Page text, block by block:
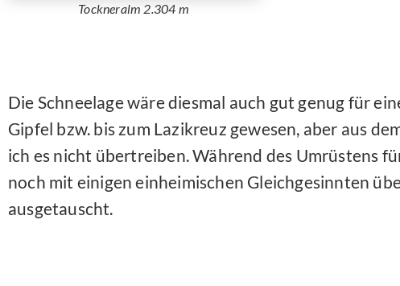
Tockneralm 2.304 m
Die Schneelage wäre diesmal auch gut genug für
Gipfel bzw. bis zum Lazikreuz gewesen, aber aus
ich es nicht übertreiben. Während des Umrüstens
noch mit einigen einheimischen Gleichgesinnten
ausgetauscht.